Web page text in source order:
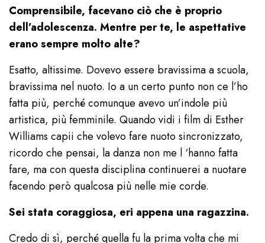
Comprensibile, facevano ciò che è proprio
dell’adolescenza. Mentre per te, le aspettative
erano sempre molto alte?
Esatto, altissime. Dovevo essere bravissima a scuola,
bravissima nel nuoto. Io a un certo punto non ce l’ho
fatta più, perché comunque avevo un’indole più
artistica, più femminile. Quando vidi i film di Esther
Williams capii che volevo fare nuoto sincronizzato,
ricordo che pensai, la danza non me l ‘hanno fatta
fare, ma con questa disciplina continuerei a nuotare
facendo però qualcosa più nelle mie corde.
Sei stata coraggiosa, eri appena una ragazzina.
Credo di sì, perché quella fu la prima volta che mi